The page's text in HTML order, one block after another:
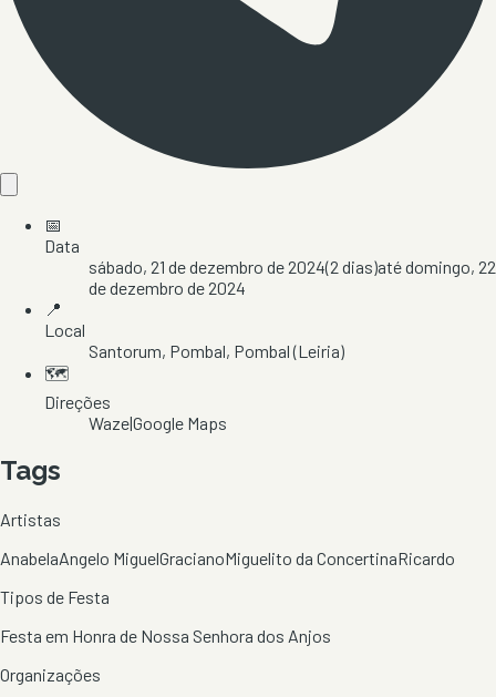
📅
Data
sábado, 21 de dezembro de 2024(2 dias)atédomingo, 22
de dezembro de 2024
📍
Local
Santorum, Pombal, Pombal(Leiria)
🗺️
Direções
Waze|Google Maps
Tags
Artistas
AnabelaAngelo MiguelGracianoMiguelito da ConcertinaRicardo
Tipos de Festa
Festa em Honra de Nossa Senhora dos Anjos
Organizações